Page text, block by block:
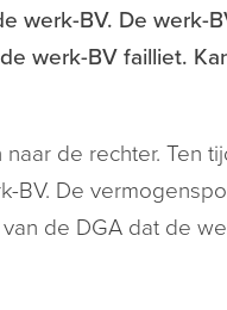
werk-BV. De werk-
werk-BV failliet.
de rechter. Ten
BV. De
de DGA dat de